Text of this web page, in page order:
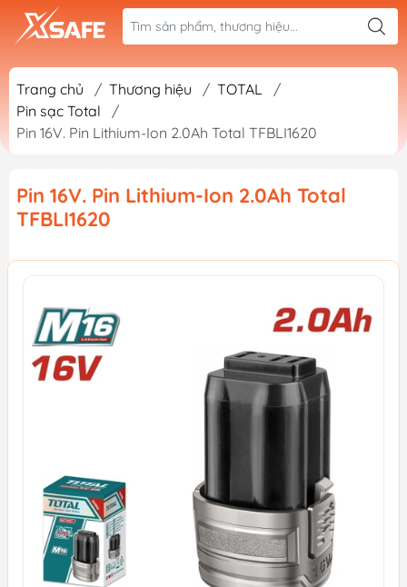
Trang chủ / Thương hiệu / TOTAL
/
Pin sạc Total
/
Pin 16V. Pin Lithium-Ion 2.0Ah Total TFBLI1620
Pin 16V. Pin Lithium-Ion 2.0Ah Total
TFBLI1620